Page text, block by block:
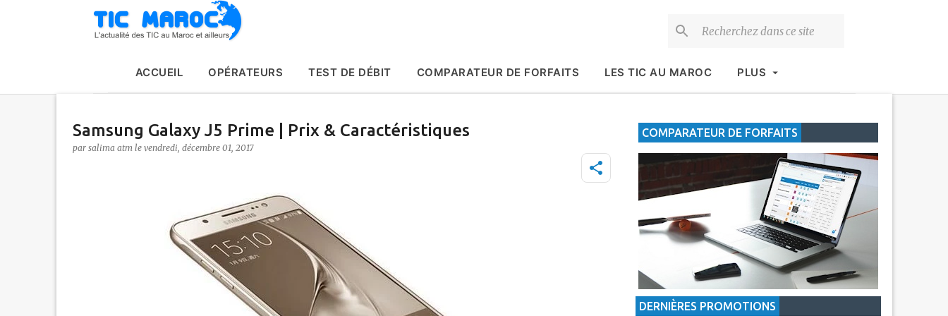
ACCUEIL OPÉRATEURS TEST DE DÉBIT COMPARATEUR DE FORFAITS LES TIC AU MAROC PLUS
Samsung Galaxy J5 Prime | Prix & Caractéristiques
par salima atm le vendredi, décembre 01, 2017
COMPARATEUR DE FORFAITS
DERNIÈRES PROMOTIONS